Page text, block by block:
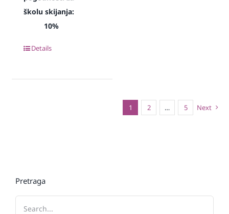
školu skijanja:
10%
Details
1 2 … 5 Next
Pretraga